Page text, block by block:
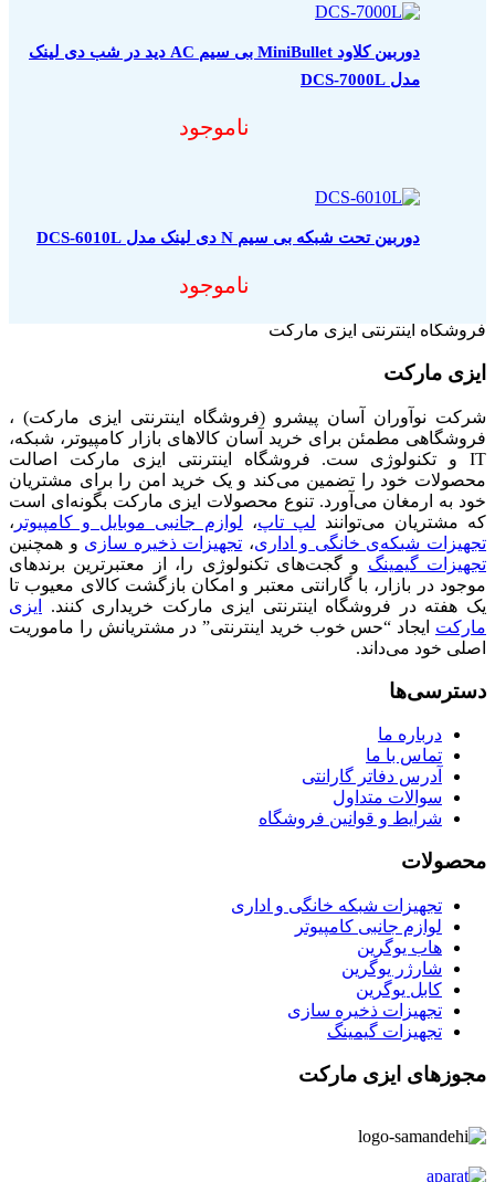
دوربین کلاود MiniBullet بی سیم AC دید در شب دی لینک
مدل DCS-7000L
ناموجود
دوربین تحت شبکه بی سیم N دی لینک مدل DCS-6010L
ناموجود
فروشگاه اینترنتی ایزی مارکت
ایزی مارکت
شرکت نوآوران آسان پیشرو (فروشگاه اینترنتی ایزی مارکت) ،
فروشگاهی مطمئن برای خرید آسان کالاهای بازار کامپیوتر، شبکه،
IT و تکنولوژی ست. فروشگاه اینترنتی ایزی مارکت اصالت
محصولات خود را تضمین می‌کند و یک خرید امن را برای مشتریان
خود به ارمغان می‌آورد. تنوع محصولات ایزی مارکت بگونه‌ای است
که مشتریان می‌توانند لپ تاپ، لوازم جانبی موبایل و کامپیوتر ،
تجهیزات شبکه‌ی خانگی و اداری، تجهیزات ذخیره سازی و همچنین
تجهیزات گیمینگ و گجت‌های تکنولوژی را، از معتبرترین برندهای
موجود در بازار، با گارانتی معتبر و امکان بازگشت کالای معیوب تا
یک هفته در فروشگاه اینترنتی ایزی مارکت خریداری کنند.
ایزی
مارکت ایجاد “حس خوب خرید اینترنتی” در مشتریانش را ماموریت
اصلی خود می‌داند.
دسترسی‌ها
درباره ما
تماس با ما
آدرس دفاتر گارانتی
سوالات متداول
شرایط و قوانین فروشگاه
محصولات
تجهیزات شبکه خانگی و اداری
لوازم جانبی کامپیوتر
هاب یوگرین
شارژر یوگرین
کابل یوگرین
تجهیزات ذخیره سازی
تجهیزات گیمینگ
مجوزهای ایزی مارکت